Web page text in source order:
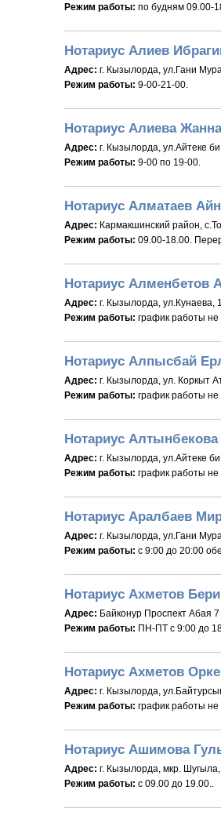
Режим работы: по будням 09.00-
Нотариус Алиев
Адрес: г. Кызылорда, ул.Гани
Режим работы: 9-00-21-00.
Нотариус Алиева
Адрес: г. Кызылорда, ул.Айтеке
Режим работы: 9-00 по 19-00.
Нотариус Алматаев
Адрес: Кармакшинский район,
Режим работы: 09.00-18.00.
Нотариус Алменбетов
Адрес: г. Кызылорда, ул.Кунаева,
Режим работы: график работы не
Нотариус Алпысбай
Адрес: г. Кызылорда, ул. Коркыт
Режим работы: график работы не
Нотариус
Адрес: г. Кызылорда, ул.Айтеке
Режим работы: график работы не
Нотариус Аралбаев
Адрес: г. Кызылорда, ул.Гани
Режим работы: c 9:00 до 20:00
Нотариус Ахметов
Адрес: Байконур Проспект Абая
Режим работы: ПН-ПТ с 9:00 до
Нотариус Ахметов
Адрес: г. Кызылорда,
Режим работы: график работы не
Нотариус Ашимова
Адрес: г. Кызылорда, мкр.
Режим работы: с 09.00 до 19.00..